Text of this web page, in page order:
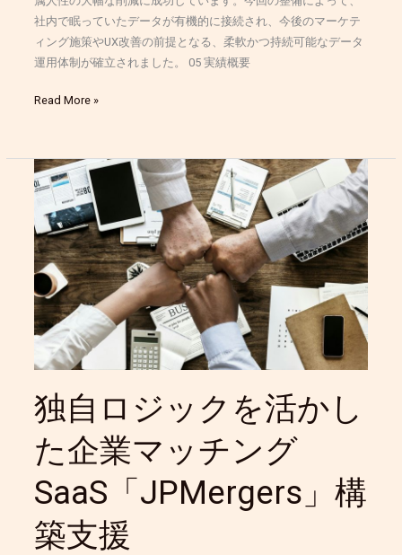
社内で眠っていたデータが有機的に接続され、今後のマーケテ
ィング施策やUX改善の前提となる、柔軟かつ持続可能なデータ
運用体制が確立されました。 05 実績概要
Read More »
独自ロジックを活かし
た企業マッチング
SaaS「JPMergers」構
築支援
独
自
ジ
ッ
ク
を
活
か
た
企
業
マ
ッ
チ
ン
グ
SaaS「JPMergers」